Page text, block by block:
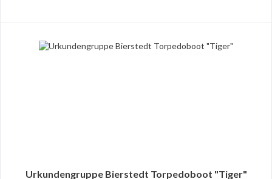
Urkundengruppe Bierstedt Torpedoboot "Tiger"